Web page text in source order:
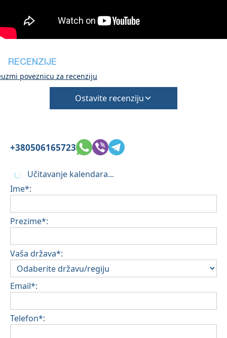
se potvrditi tijekom rezervacije
(Bit će potrebne dodatne naknade za naknadu za
RECENZIJE
poveznicu za recenziju
Ostavite recenziju
+380506165723
Učitavanje kalendara...
Ime*:
Prezime*:
Vaša država*:
Email*:
Telefon*: